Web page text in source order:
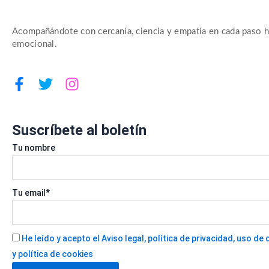
Acompañándote con cercanía, ciencia y empatía en cada paso
emocional.
F
a
e
b
o
k
-
T
w
t
t
e
I
n
t
a
g
a
Suscríbete al boletín
Tu nombre
Tu email*
He leído y acepto el Aviso legal, política de privacidad, uso de
y política de cookies